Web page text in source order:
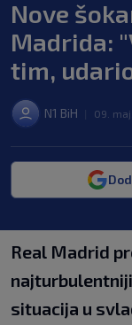
Nove
Madrida:
tim,
N1 BiH 09.
Real Madrid
situacija u